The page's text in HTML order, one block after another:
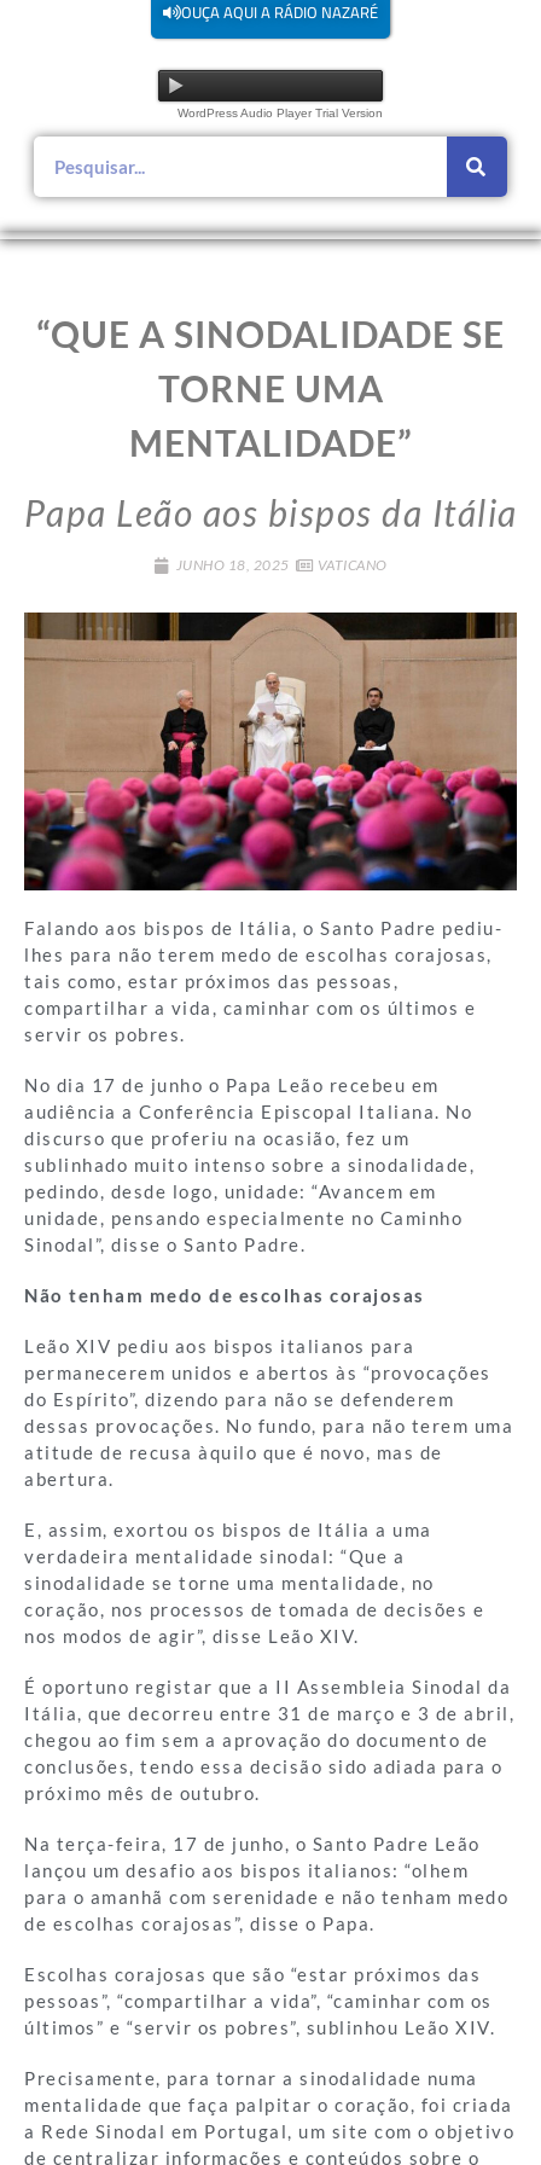
OUÇA AQUI A RÁDIO NAZARÉ
WordPress Audio Player Trial Version
“QUE A SINODALIDADE SE
TORNE UMA
MENTALIDADE”
Papa Leão aos bispos da Itália
JUNHO 18, 2025 VATICANO
Falando aos bispos de Itália, o Santo Padre pediu-
lhes para não terem medo de escolhas corajosas,
tais como, estar próximos das pessoas,
compartilhar a vida, caminhar com os últimos e
servir os pobres.
No dia 17 de junho o Papa Leão recebeu em
audiência a Conferência Episcopal Italiana. No
discurso que proferiu na ocasião, fez um
sublinhado muito intenso sobre a sinodalidade,
pedindo, desde logo, unidade: “Avancem em
unidade, pensando especialmente no Caminho
Sinodal”, disse o Santo Padre.
Não tenham medo de escolhas corajosas
Leão XIV pediu aos bispos italianos para
permanecerem unidos e abertos às “provocações
do Espírito”, dizendo para não se defenderem
dessas provocações. No fundo, para não terem uma
atitude de recusa àquilo que é novo, mas de
abertura.
E, assim, exortou os bispos de Itália a uma
verdadeira mentalidade sinodal: “Que a
sinodalidade se torne uma mentalidade, no
coração, nos processos de tomada de decisões e
nos modos de agir”, disse Leão XIV.
É oportuno registar que a II Assembleia Sinodal da
Itália, que decorreu entre 31 de março e 3 de abril,
chegou ao fim sem a aprovação do documento de
conclusões, tendo essa decisão sido adiada para o
próximo mês de outubro.
Na terça-feira, 17 de junho, o Santo Padre Leão
lançou um desafio aos bispos italianos: “olhem
para o amanhã com serenidade e não tenham medo
de escolhas corajosas”, disse o Papa.
Escolhas corajosas que são “estar próximos das
pessoas”, “compartilhar a vida”, “caminhar com os
últimos” e “servir os pobres”, sublinhou Leão XIV.
Precisamente, para tornar a sinodalidade numa
mentalidade que faça palpitar o coração, foi criada
a Rede Sinodal em Portugal, um site com o objetivo
de centralizar informações e conteúdos sobre o